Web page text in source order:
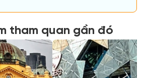
tham quan gần đó